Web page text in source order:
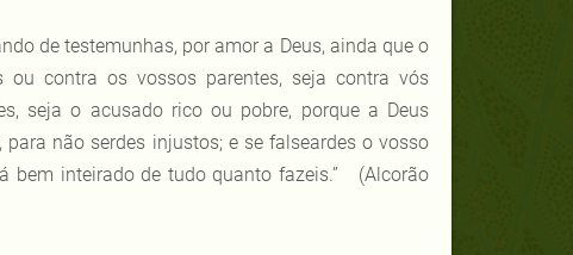
de testemunhas, por amor a Deus, ainda que o
contra os vossos parentes, seja contra vós
seja o acusado rico ou pobre, porque a Deus
não serdes injustos; e se falseardes o vosso
bem inteirado de tudo quanto fazeis.” (Alcorão